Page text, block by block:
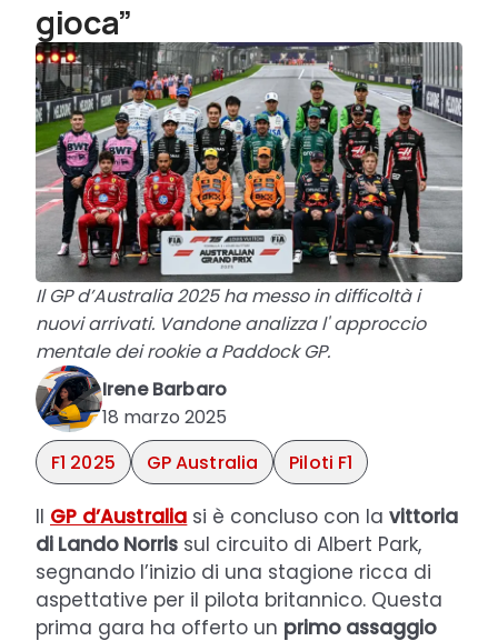
gioca”
Il GP d’Australia 2025 ha messo in difficoltà i
nuovi arrivati. Vandone analizza l' approccio
mentale dei rookie a Paddock GP.
Irene Barbaro
18 marzo 2025
F1 2025
GP Australia Piloti F1
Il GP d’Australia si è concluso con lavittoria
di Lando Norris sul circuito di Albert Park,
segnando l’inizio di una stagione ricca di
aspettative per il pilota britannico. Questa
prima gara ha offerto un primo assaggio